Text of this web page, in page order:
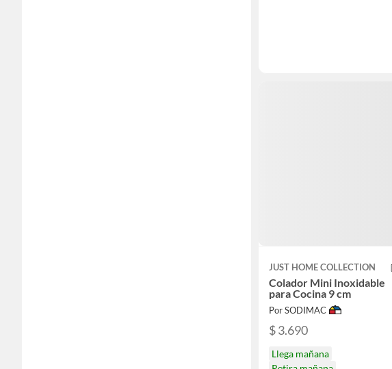
JUST HOME COLLECTION
Colador Mini Inoxidable
para Cocina 9 cm
Por SODIMAC
$ 3.690
Llega mañana